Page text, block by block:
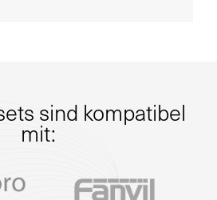
sind kompatibel
mit: